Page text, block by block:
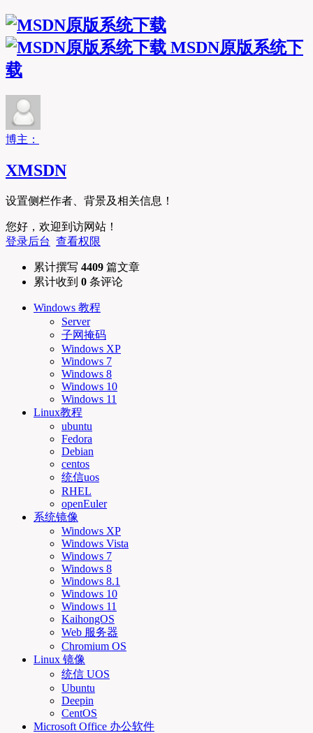
MSDN原版系统下
载
博主：
XMSDN
设置侧栏作者、背景及相关信息！
您好，欢迎到访网站！
登录后台 查看权限
累计撰写 4409 篇文章
累计收到 0 条评论
Windows 教程
Server
子网掩码
Windows XP
Windows 7
Windows 8
Windows 10
Windows 11
Linux教程
ubuntu
Fedora
Debian
centos
统信uos
RHEL
openEuler
系统镜像
Windows XP
Windows Vista
Windows 7
Windows 8
Windows 8.1
Windows 10
Windows 11
KaihongOS
Web 服务器
Chromium OS
Linux 镜像
统信 UOS
Ubuntu
Deepin
CentOS
Microsoft Office 办公软件